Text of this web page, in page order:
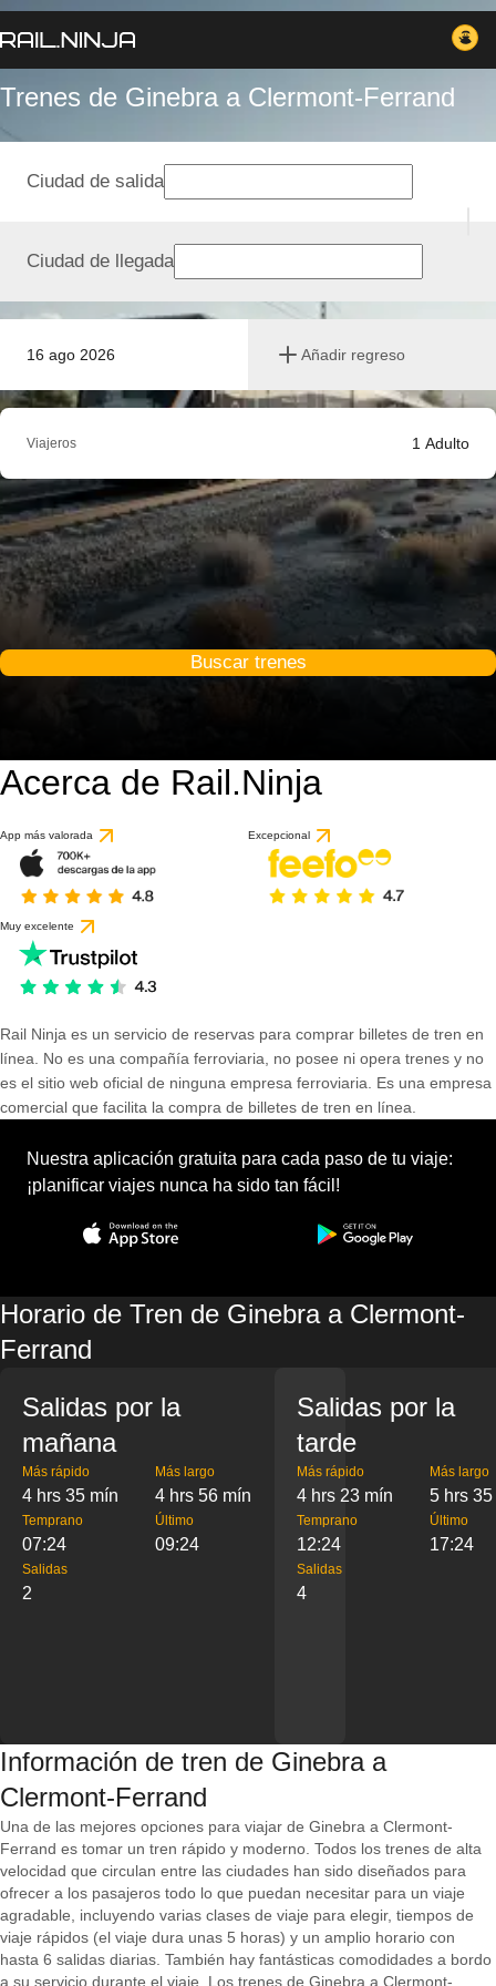
Trenes de Ginebra a Clermont-Ferrand
16 ago 2026 Añadir regreso
Ciudad de salida
Ciudad de llegada
Viajeros 1 Adulto
Buscar trenes
Acerca de Rail.Ninja
App más valorada Excepcional
Muy excelente
Rail Ninja es un servicio de reservas para comprar billetes de tren en
línea. No es una compañía ferroviaria, no posee ni opera trenes y no
es el sitio web oficial de ninguna empresa ferroviaria. Es una empresa
comercial que facilita la compra de billetes de tren en línea.
Nuestra aplicación gratuita para cada paso de tu viaje:
¡planificar viajes nunca ha sido tan fácil!
Horario de Tren de Ginebra a Clermont-
Ferrand
Salidas por la
mañana
Más rápido
4 hrs 35 mín
Más largo
4 hrs 56 mín
Temprano
07:24
Último
09:24
Salidas
2
Salidas por la
tarde
Más rápido
4 hrs 23 mín
Más largo
5 hrs
Temprano
12:24
Último
17:24
Salidas
4
Información de tren de Ginebra a
Clermont-Ferrand
Una de las mejores opciones para viajar de Ginebra a Clermont-
Ferrand es tomar un tren rápido y moderno. Todos los trenes de alta
velocidad que circulan entre las ciudades han sido diseñados para
ofrecer a los pasajeros todo lo que puedan necesitar para un viaje
agradable, incluyendo varias clases de viaje para elegir, tiempos de
viaje rápidos (el viaje dura unas 5 horas) y un amplio horario con
hasta 6 salidas diarias. También hay fantásticas comodidades a bordo
a su servicio durante el viaje. Los trenes de Ginebra a Clermont-